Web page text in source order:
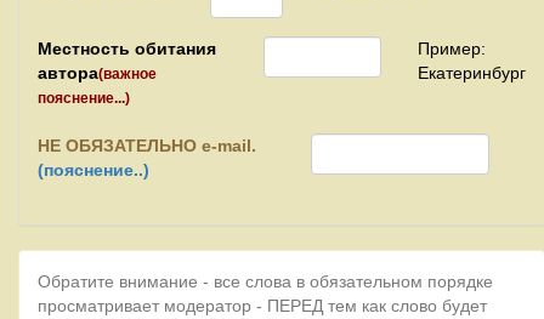
Местность обитания
автора(важное
пояснение...)
Пример:
Екатеринбург
НЕ ОБЯЗАТЕЛЬНО e-mail.
(пояснение..)
Обратите внимание - все слова в обязательном порядке
просматривает модератор - ПЕРЕД тем как слово будет